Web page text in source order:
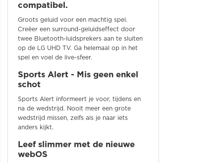
compatibel.
Groots geluid voor een machtig spel.
Creëer een surround-geluidseffect door
twee Bluetooth-luidsprekers aan te sluiten
op de LG UHD TV. Ga helemaal op in het
spel en voel de live-sfeer.
Sports Alert - Mis geen enkel
schot
Sports Alert informeert je voor, tijdens en
na de wedstrijd. Nooit meer een grote
wedstrijd missen, zelfs als je naar iets
anders kijkt.
Leef slimmer met de nieuwe
webOS